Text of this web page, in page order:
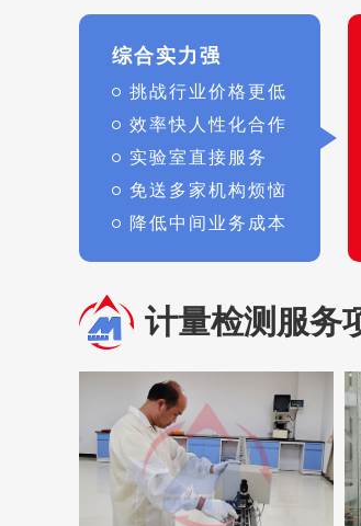
综合实力强
挑战行业价格更低
效率快人性化合作
实验室直接服务
免送多家机构烦恼
降低中间业务成本
计量检测服务